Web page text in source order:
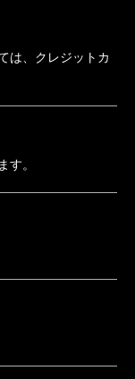
は、クレジットカ
す。